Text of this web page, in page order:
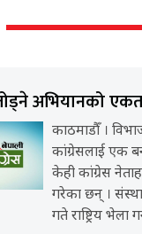
अभियानको
काठमाडौँ ।
कांग्रेसलाई एक
केही कांग्रेस
गरेका छन् ।
गते राष्ट्रिय भेला